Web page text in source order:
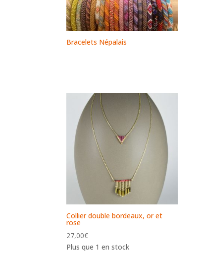
Bracelets Népalais
Collier double bordeaux, or et
rose
27,00€
Plus que 1 en stock